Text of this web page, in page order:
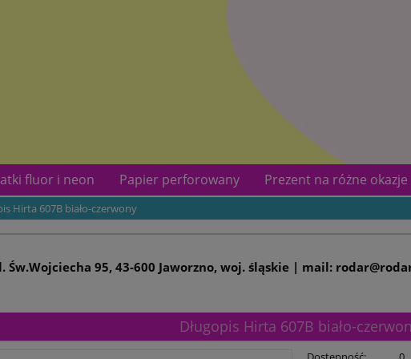
fluor i neon Papier perforowany
Prezent na różne okazje
Kontakt
Hirta 607B biało-czerwony
Św.Wojciecha 95, 43-600 Jaworzno, woj. śląskie | mail:
Długopis Hirta 607B biało-